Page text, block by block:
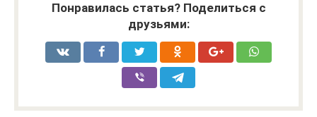
Понравилась статья? Поделиться с
друзьями: